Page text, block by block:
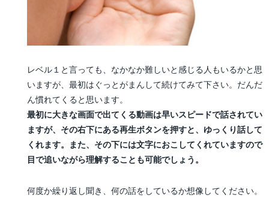
レベル１と言っても、なかなか難しいと感じる人もいるかと思
いますが、最初はぐっとがまんして続けてみて下さい。だんだ
ん慣れてくると思います。
最初に大きな画面で出てくる動画は早いスピードで話されてい
ますが、その右下にある再生ボタンを押すと、ゆっくり話して
くれます。また、その下には文字におこしてくれていますので
目で追いながら理解することも可能でしょう。
何度か繰り返し聞き、何の話をしているか想像してください。